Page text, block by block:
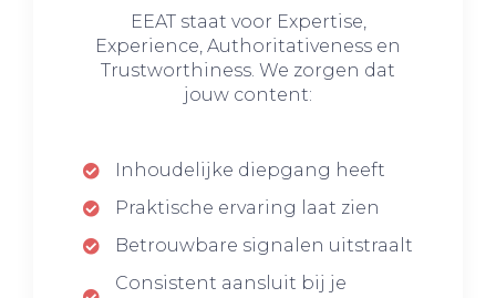
EEAT staat voor Expertise,
Experience, Authoritativeness en
Trustworthiness. We zorgen dat
jouw content:
Inhoudelijke diepgang heeft
Praktische ervaring laat zien
Betrouwbare signalen uitstraalt
Consistent aansluit bij je